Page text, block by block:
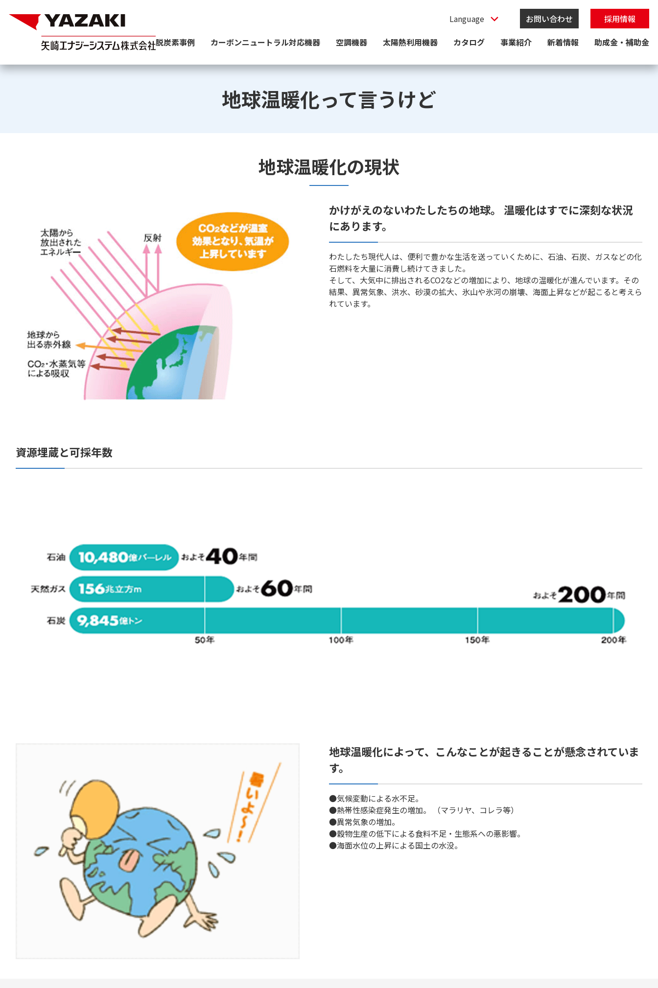
お問い合わせ
採用情報
脱炭素事例
カーボンニュートラル対応機器 空調機器 太陽熱利用機器 カタログ 事業紹介 新着情報 助成金・補助金
地球温暖化って言うけど
地球温暖化の現状
かけがえのないわたしたちの地球。 温暖化はすでに深刻な状況
にあります。
わたしたち現代人は、便利で豊かな生活を送っていくために、石油、石炭、ガスなどの化
石燃料を大量に消費し続けてきました。
そして、大気中に排出されるCO2などの増加により、地球の温暖化が進んでいます。その
結果、異常気象、洪水、砂漠の拡大、氷山や氷河の崩壊、海面上昇などが起こると考えら
れています。
資源埋蔵と可採年数
地球温暖化によって、こんなことが起きることが懸念されていま
す。
●気候変動による水不足。
●熱帯性感染症発生の増加。 （マラリヤ、コレラ等）
●異常気象の増加。
●穀物生産の低下による食料不足・生態系への悪影響。
●海面水位の上昇による国土の水没。